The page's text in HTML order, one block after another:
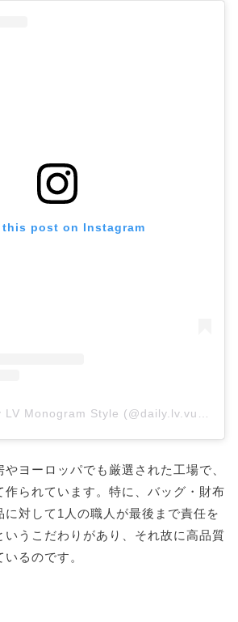
this post on Instagram
ヨーロッパでも厳選された工場で、
作られています。特に、バッグ・財布
に対して1人の職人が最後まで責任を
いうこだわりがあり、それ故に高品質
るのです。